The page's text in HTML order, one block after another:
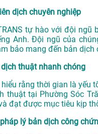
dịch chuyên nghiệp
tự hào với đội
Anh. Đội ngũ của
bảo mang đến bản
thuật nhanh chóng
rằng thời gian là yếu
thuật tại Phường Sóc
đạt được mục tiêu kịp
lý bản dịch công